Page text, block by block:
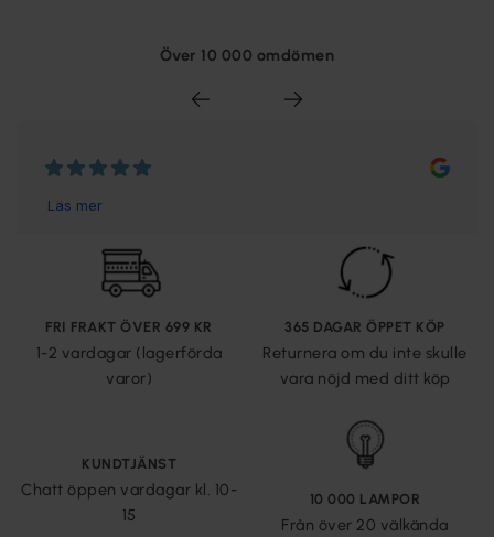
Över 10 000 omdömen
FRI FRAKT ÖVER 699 KR
1-2 vardagar (lagerförda
varor)
365 DAGAR ÖPPET KÖP
Returnera om du inte skulle
vara nöjd med ditt köp
KUNDTJÄNST
Chatt öppen vardagar kl. 10-
15
10 000 LAMPOR
Från över 20 välkända